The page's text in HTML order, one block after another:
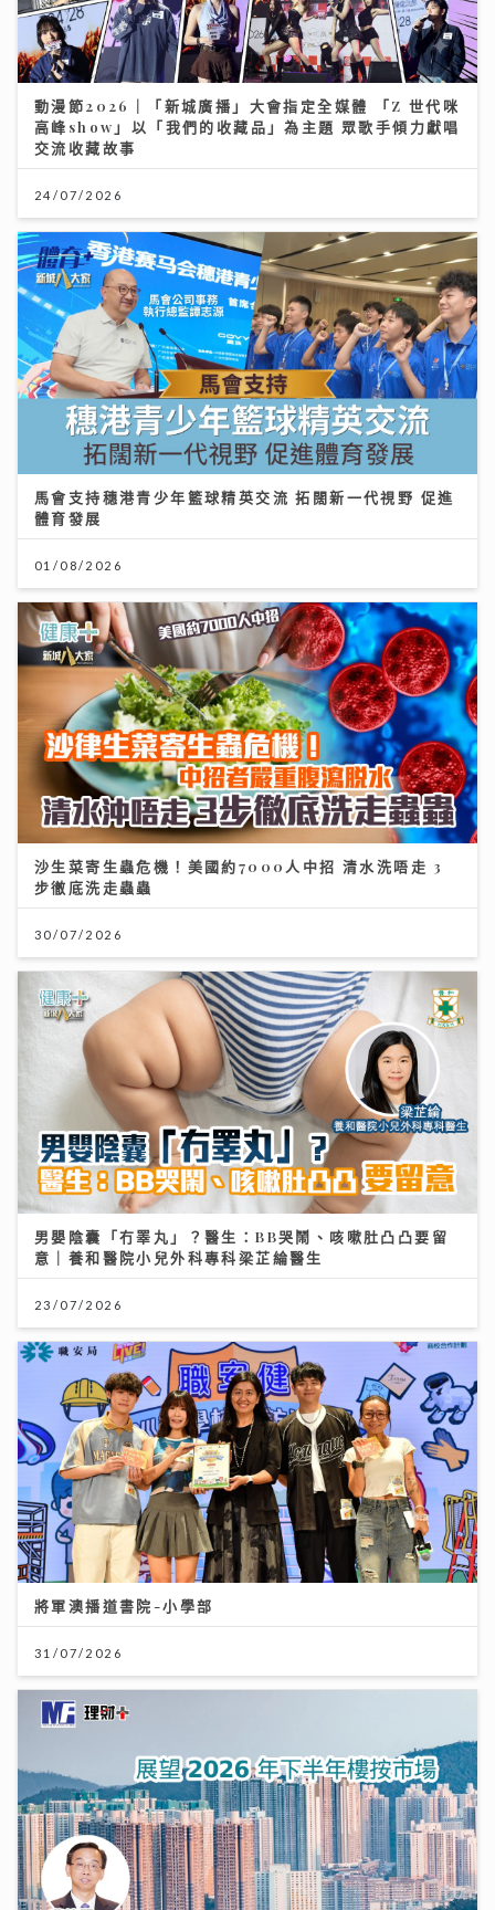
動漫節2026｜「新城廣播」大會指定全媒體 「Z 世代咪
高峰show」以「我們的收藏品」為主題 眾歌手傾力獻唱
交流收藏故事
24/07/2026
馬會支持穗港青少年籃球精英交流 拓闊新一代視野 促進
體育發展
01/08/2026
沙生菜寄生蟲危機！美國約7000人中招 清水洗唔走 3
步徹底洗走蟲蟲
30/07/2026
男嬰陰囊「冇睪丸」？醫生：BB哭鬧、咳嗽肚凸凸要留
意｜養和醫院小兒外科專科梁芷綸醫生
23/07/2026
將軍澳播道書院-小學部
31/07/2026